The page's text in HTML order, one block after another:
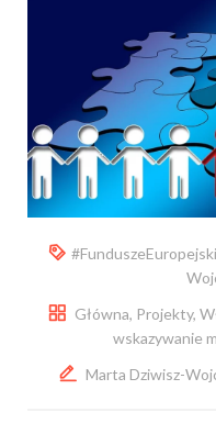
Główna, Projekty,
wskazywanie
Marta Dziwisz-